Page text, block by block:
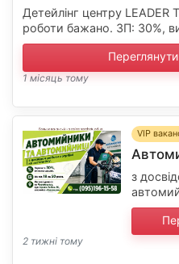
Детейлінг центру LEADER
роботи бажано. ЗП: 30%,
Район Приморський.
БЕЗКОШТОВНО на
плівок. Надаємо …
1 місяць тому
VIP
з
щодня.
Іцхака
2 тижні тому